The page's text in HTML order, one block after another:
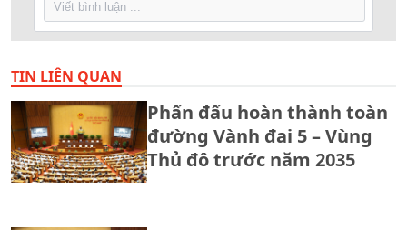
TIN LIÊN QUAN
Phấn đấu hoàn thành toàn
đường Vành đai 5 – Vùng
Thủ đô trước năm 2035